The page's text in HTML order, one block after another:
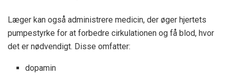
Læger kan også administrere medicin, der øger hjertets
pumpestyrke for at forbedre cirkulationen og få blod, hvor
det er nødvendigt. Disse omfatter:
dopamin